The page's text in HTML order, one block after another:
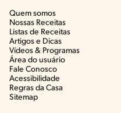
Quem somos
Nossas Receitas
Listas de Receitas​
Artigos e Dicas​
Vídeos & Programas​
Área do usuário
Fale Conosco
Acessibilidade
Regras da Casa
Sitemap